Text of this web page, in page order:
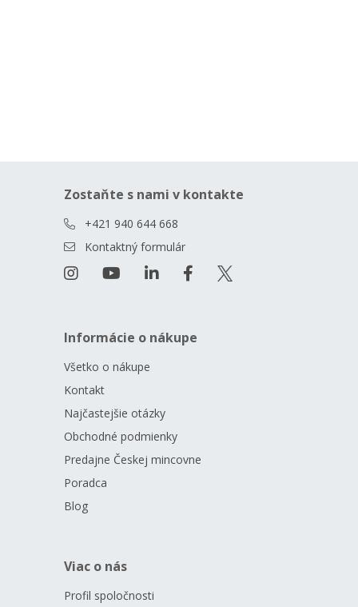
Zostaňte s nami v kontakte
+421 940 644 668
Kontaktný formulár
Informácie o nákupe
Všetko o nákupe
Kontakt
Najčastejšie otázky
Obchodné podmienky
Predajne Českej mincovne
Poradca
Blog
Viac o nás
Profil spoločnosti